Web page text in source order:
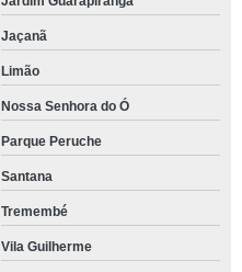
Jaçanã
Limão
Nossa Senhora do Ó
Parque Peruche
Santana
Tremembé
Vila Guilherme